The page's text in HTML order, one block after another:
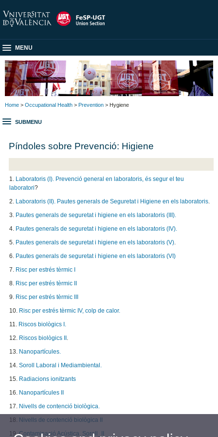
MENU
Home > Occupational Health > Prevention > Hygiene
SUBMENU
Píndoles sobre Prevenció: Higiene
1. Laboratoris (I). Prevenció general en laboratoris, és segur el teu
laboratori?
2. Laboratoris (II). Pautes generals de Seguretat i Higiene en els laboratoris.
3. Pautes generals de seguretat i higiene en els laboratoris (III).
4. Pautes generals de seguretat i higiene en els laboratoris (IV).
5. Pautes generals de seguretat i higiene en els laboratoris (V).
6. Pautes generals de seguretat i higiene en els laboratoris (VI)
7. Risc per estrés tèrmic I
8. Risc per estrés tèrmic II
9. Risc per estrés tèrmic III
10. Risc per estrés tèrmic IV, colp de calor.
11. Riscos biològics I.
12. Riscos biològics II .
13. Nanopartícules.
14.Soroll Laboral i Mediambiental.
15. Radiacions ionitzants
16. Nanopartícules II
17. Nivells de contenció biològica.
18. Nivells de contenció biològica II
19.Contaminació Acústica. Soroll_II